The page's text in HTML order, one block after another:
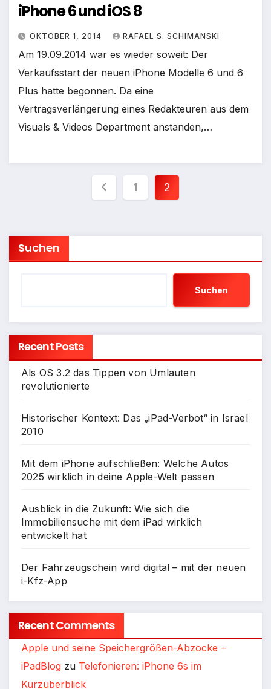
iPhone 6 und iOS 8
OKTOBER 1, 2014 RAFAEL S. SCHIMANSKI
Am 19.09.2014 war es wieder soweit: Der
Verkaufsstart der neuen iPhone Modelle 6 und 6
Plus hatte begonnen. Da eine
Vertragsverlängerung eines Redakteuren aus dem
Visuals & Videos Department anstanden,…
Beiträge
1 2
Suchen
Suchen
Recent Posts
Als OS 3.2 das Tippen von Umlauten
revolutionierte
Historischer Kontext: Das „iPad-Verbot“ in Israel
2010
Mit dem iPhone aufschließen: Welche Autos
2025 wirklich in deine Apple-Welt passen
Ausblick in die Zukunft: Wie sich die
Immobiliensuche mit dem iPad wirklich
entwickelt hat
Der Fahrzeugschein wird digital – mit der neuen
i-Kfz-App
Recent Comments
Apple und seine Speichergrößen-Abzocke –
iPadBlog zu Telefonieren: iPhone 6s im
Kurzüberblick